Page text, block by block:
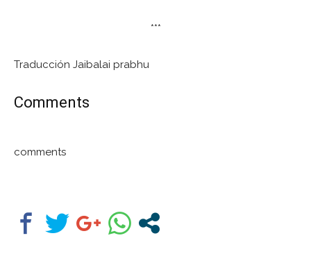
***
Traducción Jaibalai prabhu
Comments
comments